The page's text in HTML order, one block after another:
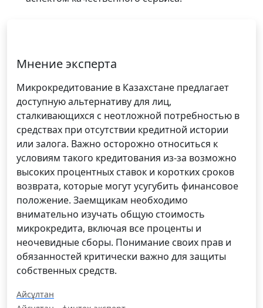
Мнение эксперта
Микрокредитование в Казахстане предлагает
доступную альтернативу для лиц,
сталкивающихся с неотложной потребностью в
средствах при отсутствии кредитной истории
или залога. Важно осторожно относиться к
условиям такого кредитования из-за возможно
высоких процентных ставок и коротких сроков
возврата, которые могут усугубить финансовое
положение. Заемщикам необходимо
внимательно изучать общую стоимость
микрокредита, включая все проценты и
неочевидные сборы. Понимание своих прав и
обязанностей критически важно для защиты
собственных средств.
Айсұлтан